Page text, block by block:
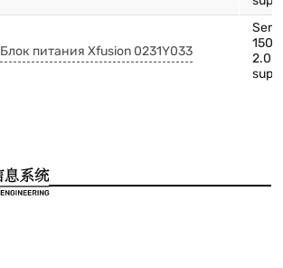
Блок питания Xfusion 0231Y033 2.0